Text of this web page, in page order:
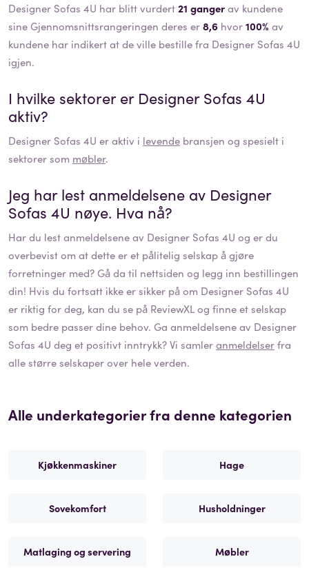
Designer Sofas 4U har blitt vurdert21 gangerav kundene
sine Gjennomsnittsrangeringen deres er8,6 hvor100% av
kundene har indikert at de ville bestille fra Designer Sofas 4U
igjen.
I hvilke sektorer er Designer Sofas 4U
aktiv?
Designer Sofas 4U er aktiv i levende bransjen og spesielt i
sektorer som møbler.
Jeg har lest anmeldelsene av Designer
Sofas 4U nøye. Hva nå?
Har du lest anmeldelsene av Designer Sofas 4U og er du
overbevist om at dette er et pålitelig selskap å gjøre
forretninger med? Gå da til nettsiden og legg inn bestillingen
din! Hvis du fortsatt ikke er sikker på om Designer Sofas 4U
er riktig for deg, kan du se på ReviewXL og finne et selskap
som bedre passer dine behov. Ga anmeldelsene av Designer
Sofas 4U deg et positivt inntrykk? Vi samleranmeldelserfra
alle større selskaper over hele verden.
Alle underkategorier fra denne kategorien
Kjøkkenmaskiner Hage
Sovekomfort Husholdninger
Matlaging og servering Møbler